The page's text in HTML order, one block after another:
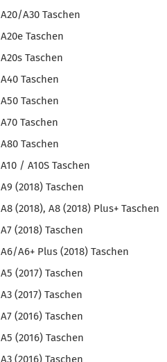
A20/A30 Taschen
A20e Taschen
A20s Taschen
A40 Taschen
A50 Taschen
A70 Taschen
A80 Taschen
A10 / A10S Taschen
A9 (2018) Taschen
A8 (2018), A8 (2018) Plus+ Taschen
A7 (2018) Taschen
A6/A6+ Plus (2018) Taschen
A5 (2017) Taschen
A3 (2017) Taschen
A7 (2016) Taschen
A5 (2016) Taschen
A3 (2016) Taschen